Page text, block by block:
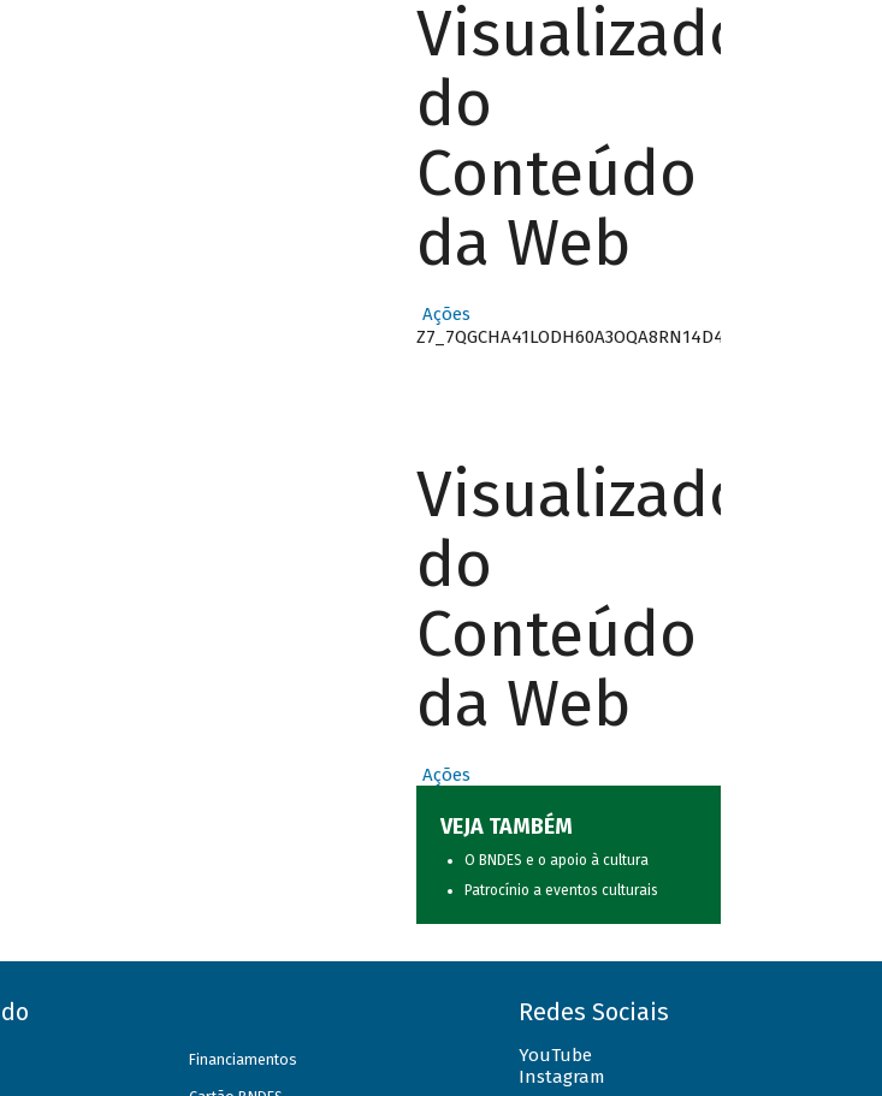
Visualizador
do
Conteúdo
da Web
Ações
Z7_7QGCHA41LODH60A3OQA8RN14D4
Visualizador
do
Conteúdo
da Web
Ações
VEJA TAMBÉM
O BNDES e o apoio à cultura
Patrocínio a eventos culturais
Financiamentos
Redes Sociais
YouTube
Instagram